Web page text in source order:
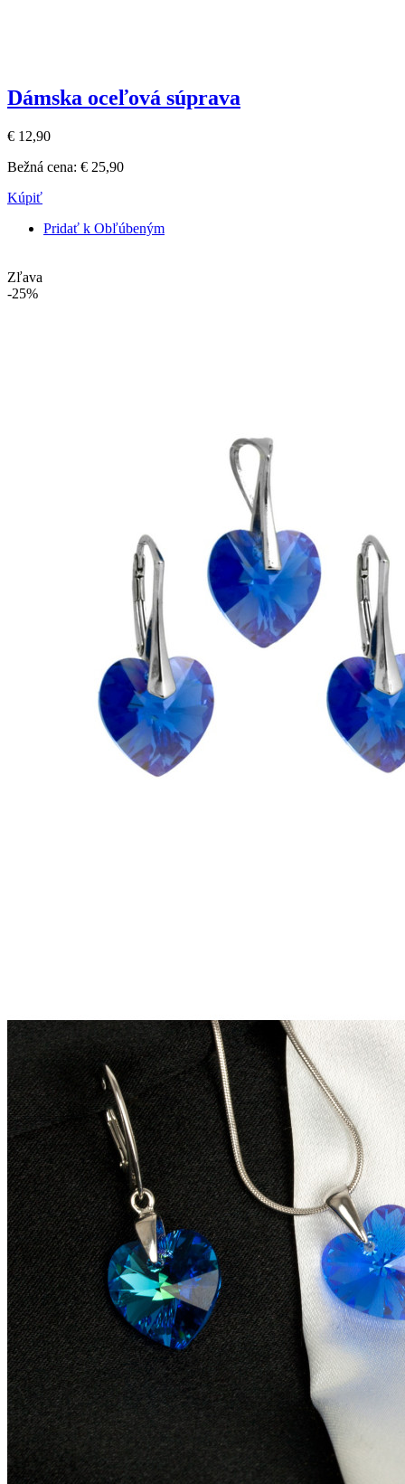
Dámska oceľová súprava
€ 12,90
Bežná cena: € 25,90
Kúpiť
Pridať k Obľúbeným
Zľava
-25%